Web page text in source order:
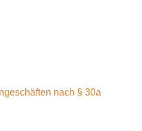
nach § 30a